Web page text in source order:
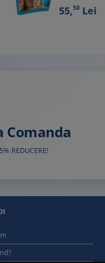
55,50Lei
Comanda
REDUCERE!